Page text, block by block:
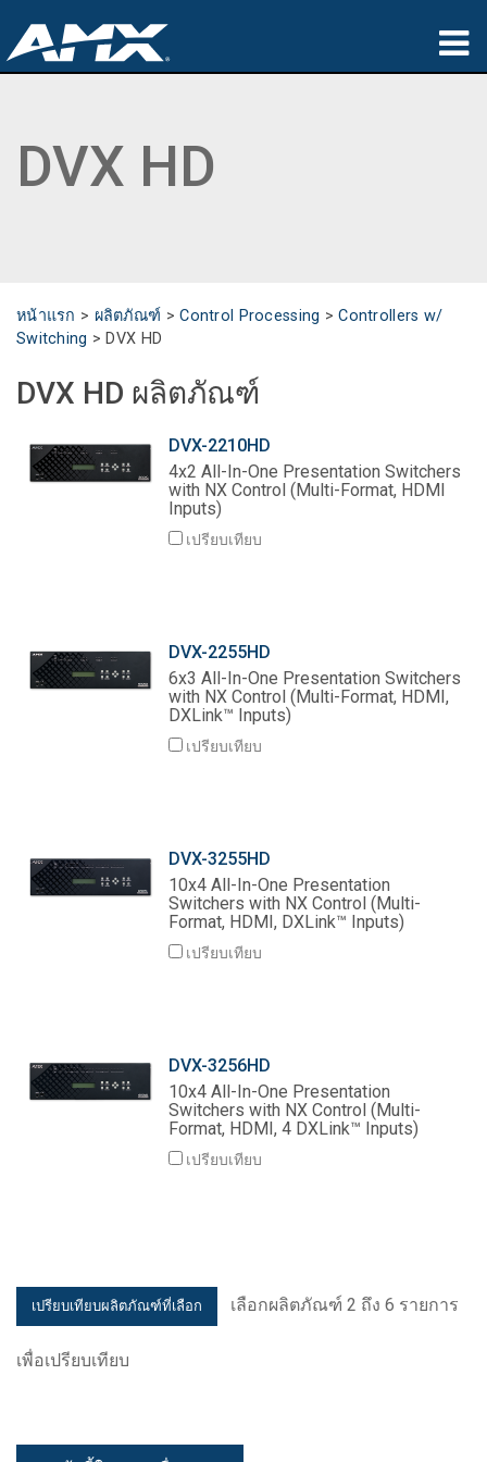
การประยุกต์ใช้
การสนับสนุน
เกี่ยวกับ
DVX HD
หน้าแรก > ผลิตภัณฑ์ >Control Processing >Controllers w/
Switching > DVX HD
DVX HD ผลิตภัณฑ์
DVX-2210HD
4x2 All-In-One Presentation Switchers
with NX Control (Multi-Format, HDMI
Inputs)
เปรียบเทียบ
DVX-2255HD
6x3 All-In-One Presentation Switchers
with NX Control (Multi-Format, HDMI,
DXLink™ Inputs)
เปรียบเทียบ
DVX-3255HD
10x4 All-In-One Presentation
Switchers with NX Control (Multi-
Format, HDMI, DXLink™ Inputs)
เปรียบเทียบ
DVX-3256HD
10x4 All-In-One Presentation
Switchers with NX Control (Multi-
Format, HDMI, 4 DXLink™ Inputs)
เปรียบเทียบ
เลือกผลิตภัณฑ์ 2 ถึง 6 รายการ
เพื่อเปรียบเทียบ